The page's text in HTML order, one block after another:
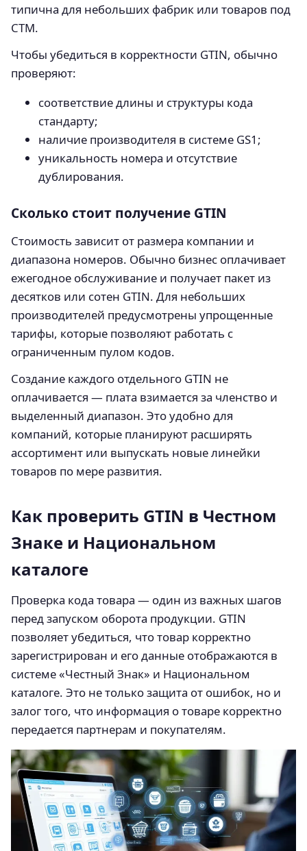
типична для небольших фабрик или товаров под
СТМ.
Чтобы убедиться в корректности GTIN, обычно
проверяют:
соответствие длины и структуры кода
стандарту;
наличие производителя в системе GS1;
уникальность номера и отсутствие
дублирования.
Сколько стоит получение GTIN
Стоимость зависит от размера компании и
диапазона номеров. Обычно бизнес оплачивает
ежегодное обслуживание и получает пакет из
десятков или сотен GTIN. Для небольших
производителей предусмотрены упрощенные
тарифы, которые позволяют работать с
ограниченным пулом кодов.
Создание каждого отдельного GTIN не
оплачивается — плата взимается за членство и
выделенный диапазон. Это удобно для
компаний, которые планируют расширять
ассортимент или выпускать новые линейки
товаров по мере развития.
Как проверить GTIN в Честном
Знаке и Национальном
каталоге
Проверка кода товара — один из важных шагов
перед запуском оборота продукции. GTIN
позволяет убедиться, что товар корректно
зарегистрирован и его данные отображаются в
системе «Честный Знак» и Национальном
каталоге. Это не только защита от ошибок, но и
залог того, что информация о товаре корректно
передается партнерам и покупателям.